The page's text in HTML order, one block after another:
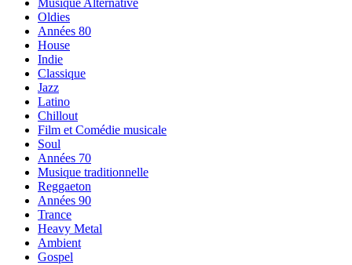
Musique Alternative
Oldies
Années 80
House
Indie
Classique
Jazz
Latino
Chillout
Film et Comédie musicale
Soul
Années 70
Musique traditionnelle
Reggaeton
Années 90
Trance
Heavy Metal
Ambient
Gospel